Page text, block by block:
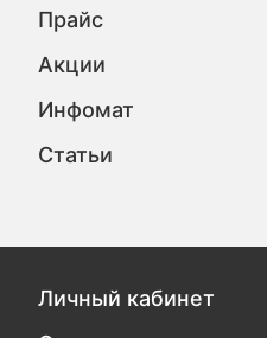
Прайс
Акции
Инфомат
Статьи
Личный кабинет